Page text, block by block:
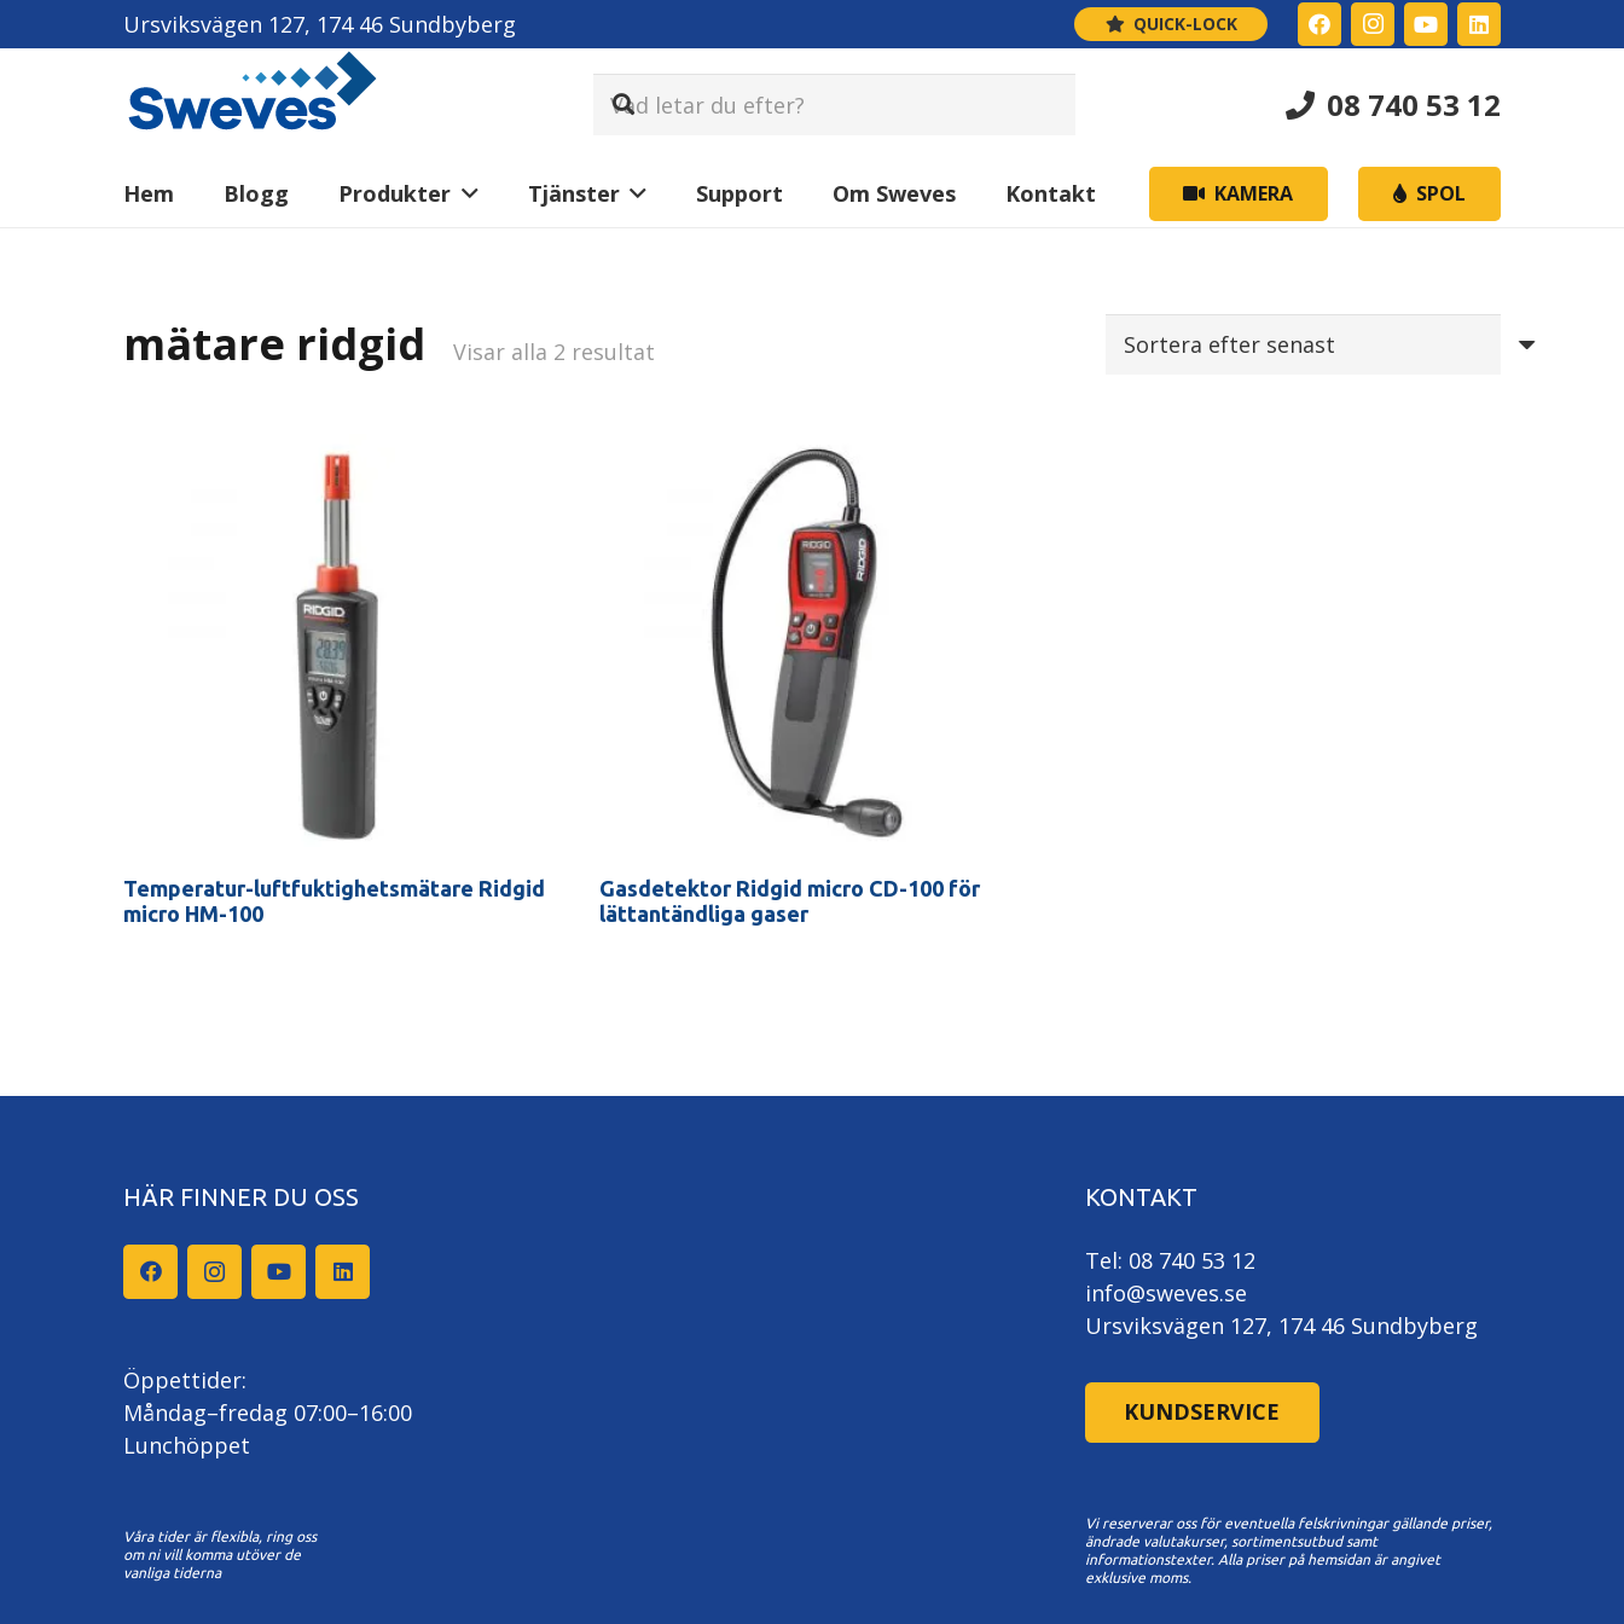
Ursviksvägen 127, 174 46 Sundbyberg QUICK-LOCK
08 740 53 12
Hem Blogg Produkter Tjänster Support Om Sweves Kontakt KAMERA SPOL
mätare ridgid Visar alla 2 resultat
Temperatur-luftfuktighetsmätare Ridgid
micro HM-100
Gasdetektor Ridgid micro CD-100 för
lättantändliga gaser
HÄR FINNER DU OSS
Öppettider:
Måndag–fredag 07:00–16:00
Lunchöppet
Våra tider är flexibla, ring oss
om ni vill komma utöver de
vanliga tiderna
KONTAKT
Tel: 08 740 53 12
info@sweves.se
Ursviksvägen 127, 174 46 Sundbyberg
KUNDSERVICE
Vi reserverar oss för eventuella felskrivningar gällande priser,
ändrade valutakurser, sortimentsutbud samt
informationstexter. Alla priser på hemsidan är angivet
exklusive moms.